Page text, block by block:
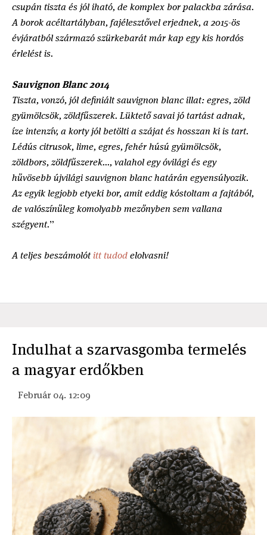
csupán tiszta és jól iható, de komplex bor palackba zárása.
A borok acéltartályban, fajélesztővel erjednek, a 2015-ös
évjáratból származó szürkebarát már kap egy kis hordós
érlelést is.
Sauvignon Blanc 2014
Tiszta, vonzó, jól definiált sauvignon blanc illat: egres, zöld
gyümölcsök, zöldfűszerek. Lüktető savai jó tartást adnak,
íze intenzív, a korty jól betölti a szájat és hosszan ki is tart.
Lédús citrusok, lime, egres, fehér húsú gyümölcsök,
zöldbors, zöldfűszerek..., valahol egy óvilági és egy
hűvösebb újvilági sauvignon blanc határán egyensúlyozik.
Az egyik legjobb etyeki bor, amit eddig kóstoltam a fajtából,
de valószínűleg komolyabb mezőnyben sem vallana
szégyent.”
A teljes beszámolótitt tudodelolvasni!
Indulhat a szarvasgomba termelés
a magyar erdőkben
Február 04. 12:09